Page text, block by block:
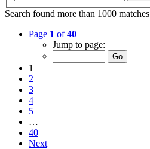
Search found more than 1000 matches
Page 1 of40
Jump to page:
1
2
3
4
5
…
40
Next